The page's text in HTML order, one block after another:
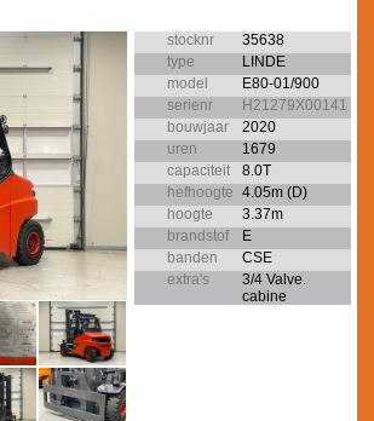
stocknr
35638
type
LINDE
model
E80-01/900
serienr
H21279X00141
bouwjaar
2020
uren
1679
capaciteit
8.0T
hefhoogte 4.05m (D)
hoogte
3.37m
brandstof
E
banden
CSE
extra's
3/4 Valve.
cabine